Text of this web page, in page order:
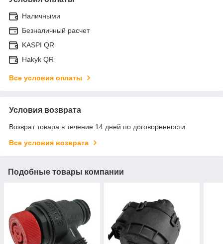
Наличными
Безналичный расчет
KASPI QR
Hakyk QR
Все условия оплаты
Условия возврата
Возврат товара в течение 14 дней по договоренности
Все условия возврата
Подобные товары компании